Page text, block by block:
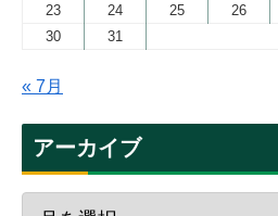
23
24 25 26
30
31
« 7月
アーカイブ